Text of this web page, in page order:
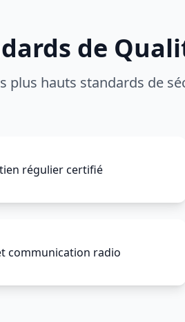
de
plus hauts standards de
régulier certifié
communication radio